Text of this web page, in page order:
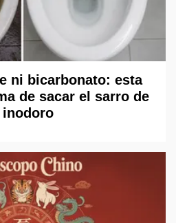
ni bicarbonato: esta
de sacar el sarro de
inodoro